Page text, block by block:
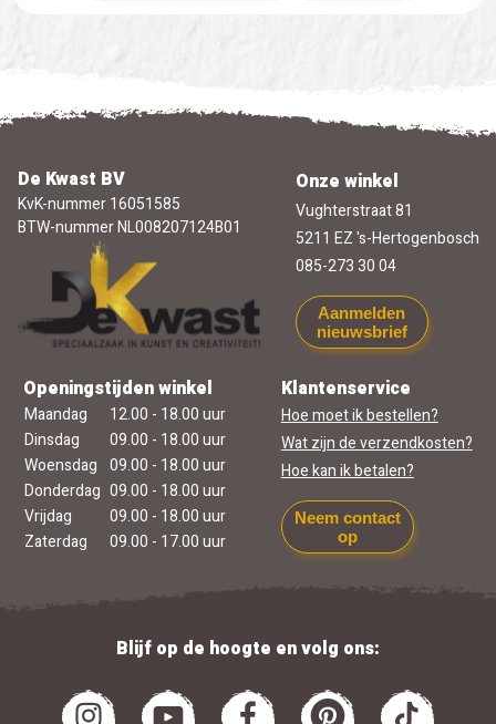
De Kwast BV
KvK-nummer 16051585
BTW-nummer NL008207124B01
Onze winkel
Vughterstraat 81
5211 EZ 's-Hertogenbosch
085-273 30 04
Aanmelden
nieuwsbrief
Openingstijden winkel
Maandag
12.00 - 18.00 uur
Dinsdag
09.00 - 18.00 uur
Woensdag 09.00 - 18.00 uur
Donderdag 09.00 - 18.00 uur
Vrijdag
09.00 - 18.00 uur
Zaterdag
09.00 - 17.00 uur
Klantenservice
Hoe moet ik bestellen?
Wat zijn de verzendkosten?
Hoe kan ik betalen?
Neem contact
op
Blijf op de hoogte en volg ons: